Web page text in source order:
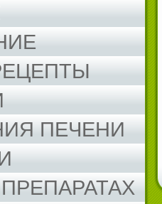
ПЕЧЕНИ